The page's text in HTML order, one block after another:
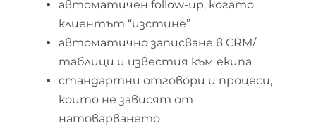
автоматичен follow-up, когато
клиентът “изстине”
автоматично записване в CRM/
таблици и известия към екипа
стандартни отговори и процеси,
които не зависят от
натоварването